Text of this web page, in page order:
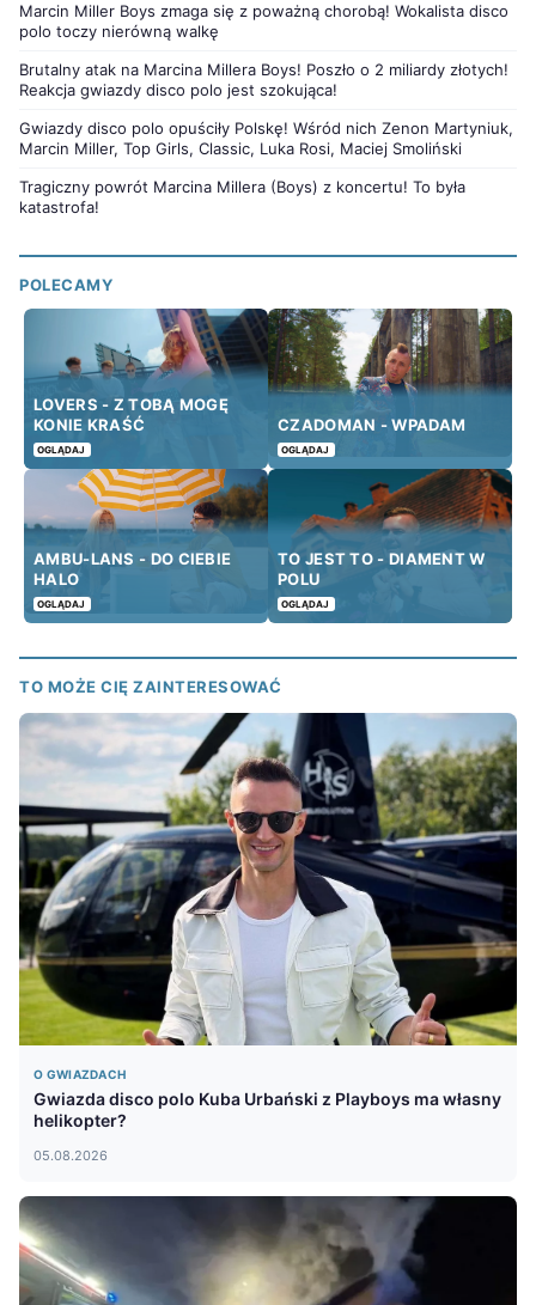
Marcin Miller Boys zmaga się z poważną chorobą! Wokalista disco
polo toczy nierówną walkę
Brutalny atak na Marcina Millera Boys! Poszło o 2 miliardy złotych!
Reakcja gwiazdy disco polo jest szokująca!
Gwiazdy disco polo opuściły Polskę! Wśród nich Zenon Martyniuk,
Marcin Miller, Top Girls, Classic, Luka Rosi, Maciej Smoliński
Tragiczny powrót Marcina Millera (Boys) z koncertu! To była
katastrofa!
POLECAMY
LOVERS - Z TOBĄ MOGĘ
KONIE KRAŚĆ
OGLĄDAJ
CZADOMAN - WPADAM
OGLĄDAJ
AMBU-LANS - DO CIEBIE
HALO
OGLĄDAJ
TO JEST TO - DIAMENT W
POLU
OGLĄDAJ
TO MOŻE CIĘ ZAINTERESOWAĆ
O GWIAZDACH
Gwiazda disco polo Kuba Urbański z Playboys ma własny
helikopter?
05.08.2026